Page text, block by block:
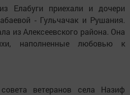
Елабуги приехали и дочери
- Гульчачак и Рушания.
из Алексеевского района. Она
наполненные любовью к
ветеранов села Назиф